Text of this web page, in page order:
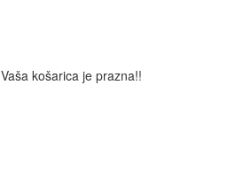
Vaša košarica je prazna!!